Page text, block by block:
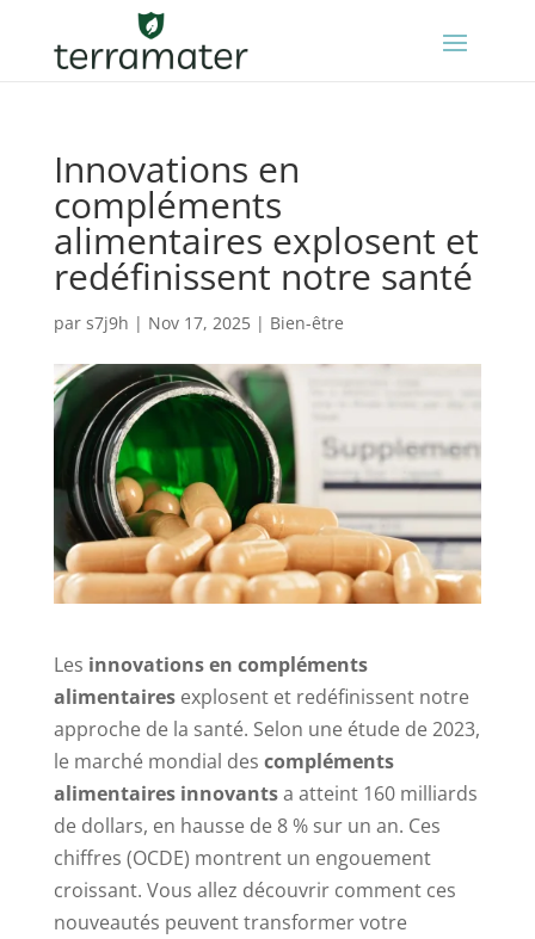
Innovations en
compléments
alimentaires explosent et
redéfinissent notre santé
par s7j9h | Nov 17, 2025| Bien-être
Les innovations en compléments
alimentairesexplosent et redéfinissent notre
approche de la santé. Selon une étude de 2023,
le marché mondial des compléments
alimentaires innovantsa atteint 160 milliards
de dollars, en hausse de 8 % sur un an. Ces
chiffres (OCDE) montrent un engouement
croissant. Vous allez découvrir comment ces
nouveautés peuvent transformer votre